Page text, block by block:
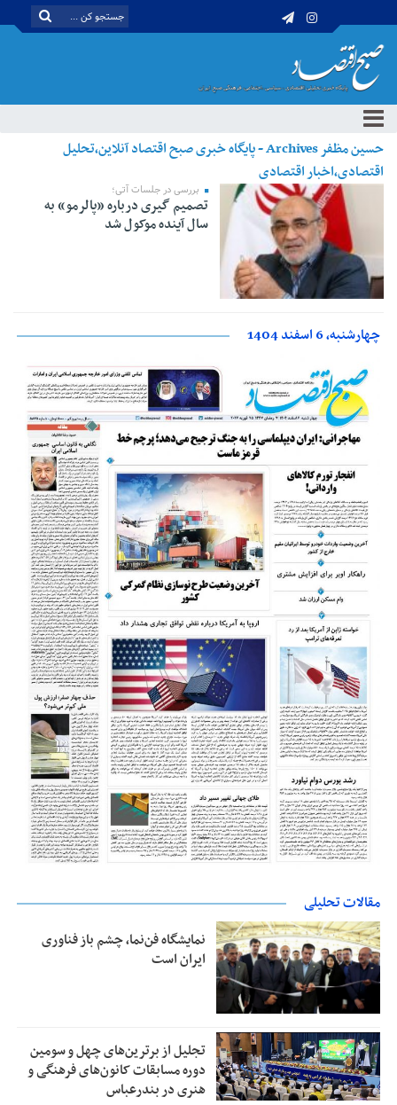
حسین مظفر Archives - پایگاه خبری صبح اقتصاد آنلاین،تحلیل
اقتصادی،اخبار اقتصادی
بررسی در جلسات آتی؛
تصمیم گیری درباره «پالرمو» به
سال آینده موکول شد
چهارشنبه، 6 اسفند 1404
مقالات تحلیلی
نمایشگاه فن‌نما، چشم باز فناوری
ایران است
تجلیل از بر‌ترین‌های چهل و سومین
دوره مسابقات کانون‌های فرهنگی و
هنری در بندرعباس